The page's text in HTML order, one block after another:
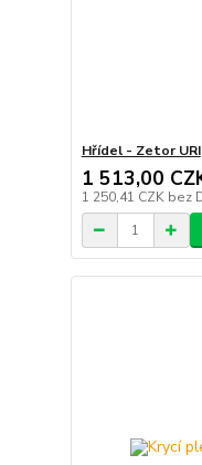
Hřídel - Zetor URI
1 513,00
1 250,41 CZK bez